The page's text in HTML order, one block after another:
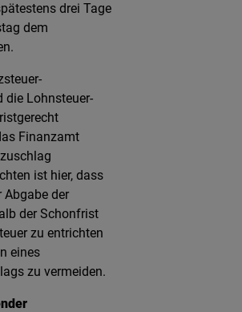
drei Tage
dem
die Lohnsteuer-
Finanzamt
ist hier, dass
der
der Schonfrist
zu entrichten
eines
zu vermeiden.